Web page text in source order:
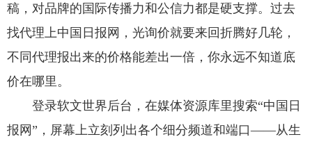
稿，对品牌的国际传播力和公信力都是硬支撑。过去
找代理上中国日报网，光询价就要来回折腾好几轮，
不同代理报出来的价格能差出一倍，你永远不知道底
价在哪里。
登录软文世界后台，在媒体资源库里搜索“中国日
报网”，屏幕上立刻列出各个细分频道和端口——从生